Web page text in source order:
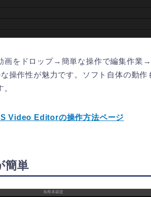
画をドロップ→簡単な操作で編集作業
操作性が魅力です。ソフト自体の動作
Video Editorの操作方法ページ
簡単